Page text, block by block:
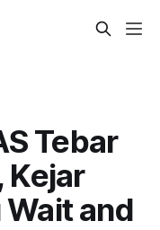
Tebar
Kejar
and